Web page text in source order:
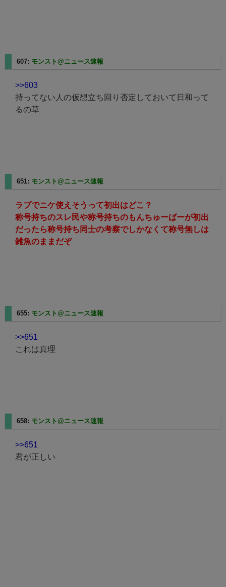
607: モンスト@ニュース速報
>>603
持ってない人の仮想立ち回り否定しておいて日和って
るの草
651: モンスト@ニュース速報
ラブでニケ使えそうって初出はどこ？
称号持ちのスレ民や称号持ちのもんちゅーばーが初出
だったら称号持ち同士の考察でしかなくて称号無しは
雑魚のままだぞ
655: モンスト@ニュース速報
>>651
これは真理
658: モンスト@ニュース速報
>>651
君が正しい